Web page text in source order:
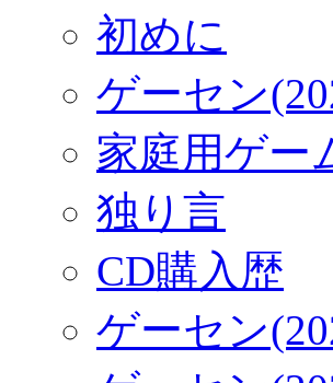
初めに
ゲーセン
家庭用ゲー
独り言
CD購入歴
ゲーセン